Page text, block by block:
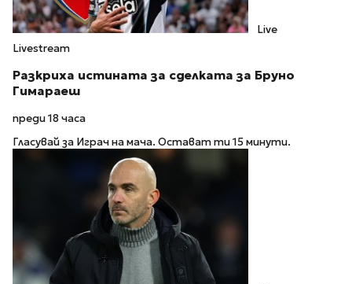
Live
Livestream
Разкриха истината за сделката за Бруно
Гимараеш
преди 18 часа
Гласувай за Играч на мача. Остават ти 15 минути.